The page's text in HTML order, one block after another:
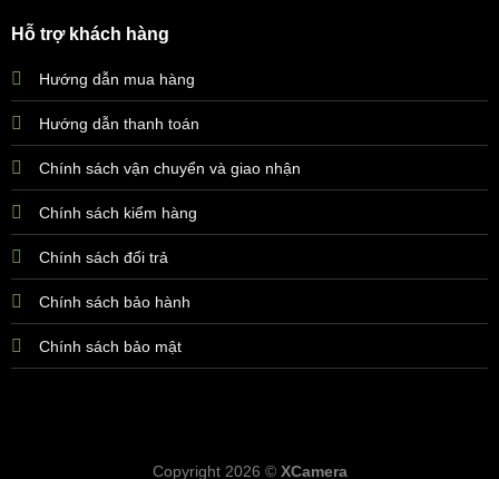
Hỗ trợ khách hàng
Hướng dẫn mua hàng
Hướng dẫn thanh toán
Chính sách vận chuyển và giao nhận
Chính sách kiểm hàng
Chính sách đổi trả
Chính sách bảo hành
Chính sách bảo mật
Copyright 2026 © XCamera